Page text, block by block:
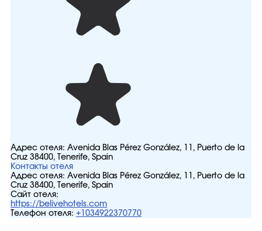
Адрес отеля: Avenida Blas Pérez González, 11, Puerto de la
Cruz 38400, Tenerife, Spain
Контакты отеля
Адрес отеля: Avenida Blas Pérez González, 11, Puerto de la
Cruz 38400, Tenerife, Spain
Сайт отеля:
https://belivehotels.com
Телефон отеля: +1034922370770